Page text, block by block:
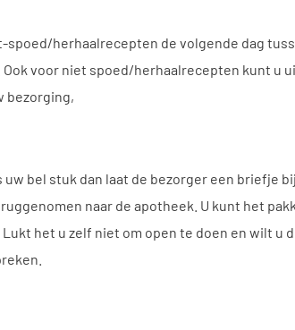
herhaalrecepten de volgende dag
voor niet spoed/herhaalrecepten kunt u
bezorging,
bel stuk dan laat de bezorger een briefje
naar de apotheek. U kunt het
het u zelf niet om open te doen en wilt u